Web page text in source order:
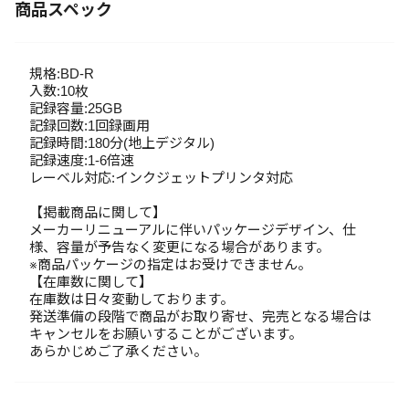
商品スペック
規格:BD-R
入数:10枚
記録容量:25GB
記録回数:1回録画用
記録時間:180分(地上デジタル)
記録速度:1-6倍速
レーベル対応:インクジェットプリンタ対応
【掲載商品に関して】
メーカーリニューアルに伴いパッケージデザイン、仕
様、容量が予告なく変更になる場合があります。
※商品パッケージの指定はお受けできません。
【在庫数に関して】
在庫数は日々変動しております。
発送準備の段階で商品がお取り寄せ、完売となる場合は
キャンセルをお願いすることがございます。
あらかじめご了承ください。